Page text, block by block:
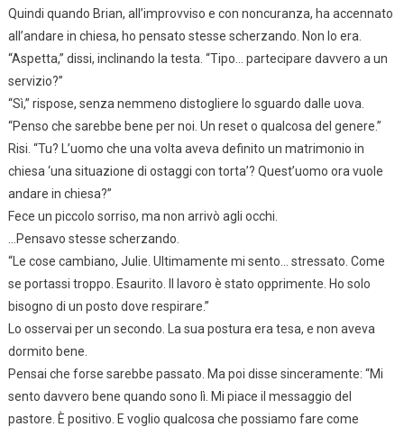
Quindi quando Brian, all’improvviso e con noncuranza, ha accennato
all’andare in chiesa, ho pensato stesse scherzando. Non lo era.
“Aspetta,” dissi, inclinando la testa. “Tipo… partecipare davvero a un
servizio?”
“Sì,” rispose, senza nemmeno distogliere lo sguardo dalle uova.
“Penso che sarebbe bene per noi. Un reset o qualcosa del genere.”
Risi. “Tu? L’uomo che una volta aveva definito un matrimonio in
chiesa ‘una situazione di ostaggi con torta’? Quest’uomo ora vuole
andare in chiesa?”
Fece un piccolo sorriso, ma non arrivò agli occhi.
…Pensavo stesse scherzando.
“Le cose cambiano, Julie. Ultimamente mi sento… stressato. Come
se portassi troppo. Esaurito. Il lavoro è stato opprimente. Ho solo
bisogno di un posto dove respirare.”
Lo osservai per un secondo. La sua postura era tesa, e non aveva
dormito bene.
Pensai che forse sarebbe passato. Ma poi disse sinceramente: “Mi
sento davvero bene quando sono lì. Mi piace il messaggio del
pastore. È positivo. E voglio qualcosa che possiamo fare come